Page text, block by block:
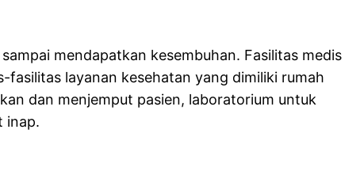
mendapatkan kesembuhan. Fasilitas medis
layanan kesehatan yang dimiliki rumah
dan menjemput pasien, laboratorium untuk
inap.